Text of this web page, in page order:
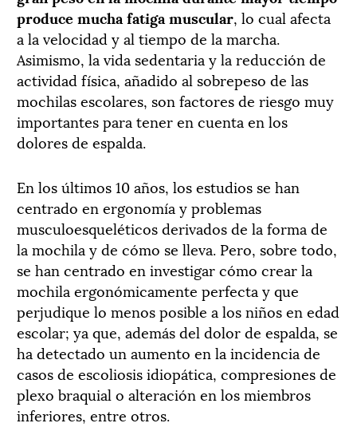
produce mucha fatiga muscular, lo cual afecta
a la velocidad y al tiempo de la marcha.
Asimismo, la vida sedentaria y la reducción de
actividad física, añadido al sobrepeso de las
mochilas escolares, son factores de riesgo muy
importantes para tener en cuenta en los
dolores de espalda.
En los últimos 10 años, los estudios se han
centrado en ergonomía y problemas
musculoesqueléticos derivados de la forma de
la mochila y de cómo se lleva. Pero, sobre todo,
se han centrado en investigar cómo crear la
mochila ergonómicamente perfecta y que
perjudique lo menos posible a los niños en edad
escolar; ya que, además del dolor de espalda, se
ha detectado un aumento en la incidencia de
casos de escoliosis idiopática, compresiones de
plexo braquial o alteración en los miembros
inferiores, entre otros.